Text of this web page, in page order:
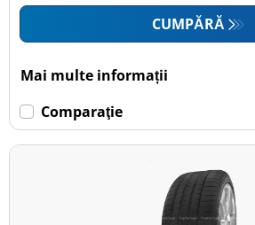
CUMPĂRĂ
Mai multe informații
Comparaţie